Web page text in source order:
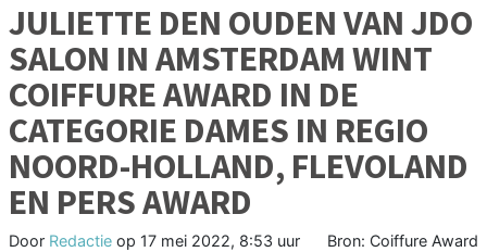
JULIETTE DEN OUDEN VAN JDO
SALON IN AMSTERDAM WINT
COIFFURE AWARD IN DE
CATEGORIE DAMES IN REGIO
NOORD-HOLLAND, FLEVOLAND
EN PERS AWARD
Door Redactie op 17 mei 2022, 8:53 uur Bron: Coiffure Award